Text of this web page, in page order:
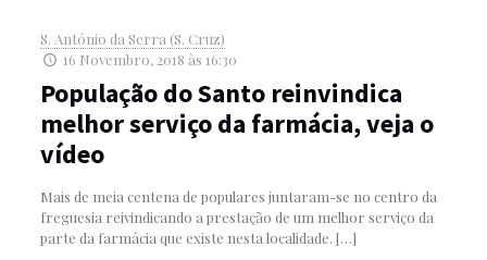
S. António da Serra (S. Cruz)
16 Novembro, 2018 às 16:30
População do Santo reinvindica
melhor serviço da farmácia, veja o
vídeo
Mais de meia centena de populares juntaram-se no centro da
freguesia reivindicando a prestação de um melhor serviço da
parte da farmácia que existe nesta localidade. […]